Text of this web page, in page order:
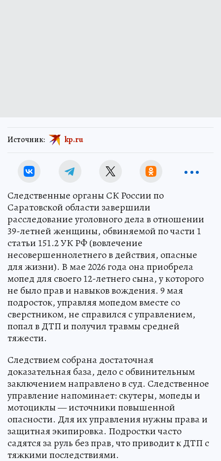
Источник: kp.ru
Следственные органы СК России по
Саратовской области завершили
расследование уголовного дела в отношении
39-летней женщины, обвиняемой по части 1
статьи 151.2 УК РФ (вовлечение
несовершеннолетнего в действия, опасные
для жизни). В мае 2026 года она приобрела
мопед для своего 12-летнего сына, у которого
не было прав и навыков вождения. 9 мая
подросток, управляя мопедом вместе со
сверстником, не справился с управлением,
попал в ДТП и получил травмы средней
тяжести.
Следствием собрана достаточная
доказательная база, дело с обвинительным
заключением направлено в суд. Следственное
управление напоминает: скутеры, мопеды и
мотоциклы — источники повышенной
опасности. Для их управления нужны права и
защитная экипировка. Подростки часто
садятся за руль без прав, что приводит к ДТП с
тяжкими последствиями.